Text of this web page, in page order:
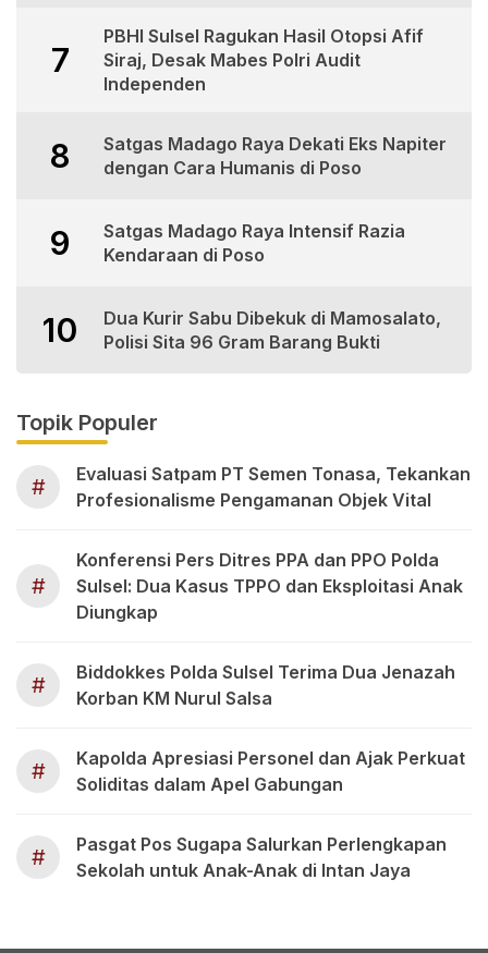
7
PBHI Sulsel Ragukan Hasil Otopsi Afif
Siraj, Desak Mabes Polri Audit
Independen
8
Satgas Madago Raya Dekati Eks Napiter
dengan Cara Humanis di Poso
9
Satgas Madago Raya Intensif Razia
Kendaraan di Poso
10
Dua Kurir Sabu Dibekuk di Mamosalato,
Polisi Sita 96 Gram Barang Bukti
Topik Populer
#
Evaluasi Satpam PT Semen Tonasa, Tekankan
Profesionalisme Pengamanan Objek Vital
#
Konferensi Pers Ditres PPA dan PPO Polda
Sulsel: Dua Kasus TPPO dan Eksploitasi Anak
Diungkap
#
Biddokkes Polda Sulsel Terima Dua Jenazah
Korban KM Nurul Salsa
#
Kapolda Apresiasi Personel dan Ajak Perkuat
Soliditas dalam Apel Gabungan
#
Pasgat Pos Sugapa Salurkan Perlengkapan
Sekolah untuk Anak-Anak di Intan Jaya